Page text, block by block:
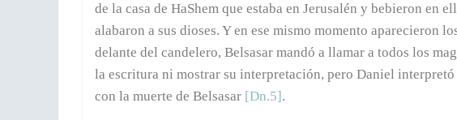
de la casa de HaShem que estaba en Jerusalén y bebieron en
alabaron a sus dioses. Y en ese mismo momento aparecieron
delante del candelero, Belsasar mandó a llamar a todos los
la escritura ni mostrar su interpretación, pero Daniel
con la muerte de Belsasar [Dn.5].